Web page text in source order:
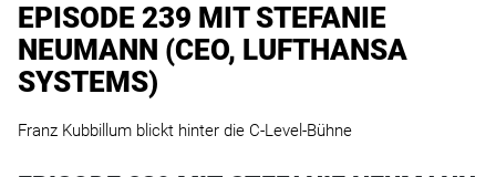
EPISODE 239 MIT STEFANIE
NEUMANN (CEO, LUFTHANSA
SYSTEMS)
Franz Kubbillum blickt hinter die C-Level-Bühne